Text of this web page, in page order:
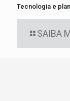
Tecnologia e
SAIBA